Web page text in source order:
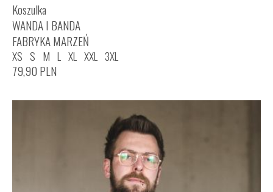
Koszulka
WANDA I BANDA
FABRYKA MARZEŃ
XS S M L XL XXL 3XL
79,90 PLN